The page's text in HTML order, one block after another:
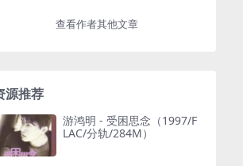
查看作者其他文章
源推荐
游鸿明 - 受困思念（1997/F
LAC/分轨/284M）